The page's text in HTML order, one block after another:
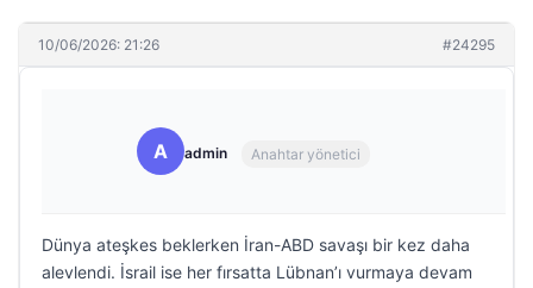
10/06/2026: 21:26 #24295
A admin Anahtar yönetici
Dünya ateşkes beklerken İran-ABD savaşı bir kez daha
alevlendi. İsrail ise her fırsatta Lübnan’ı vurmaya devam